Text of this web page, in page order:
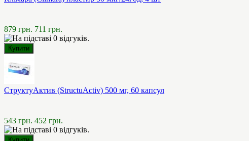
879 грн. 711 грн.
СтруктуАктив (StructuActiv) 500 мг, 60 капсул
543 грн. 452 грн.